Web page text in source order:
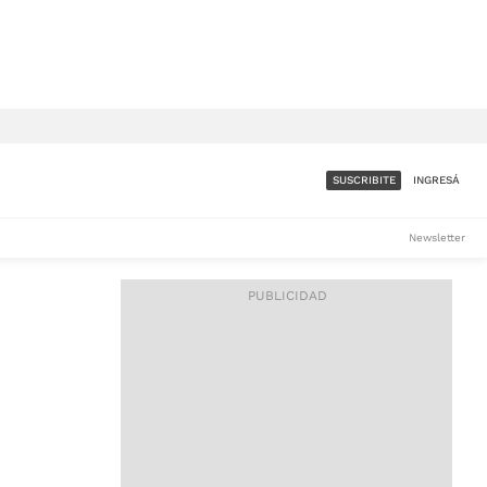
ACCESO FULL - $1.800/MES
SUSCRIBITE INGRESÁ
Newsletter